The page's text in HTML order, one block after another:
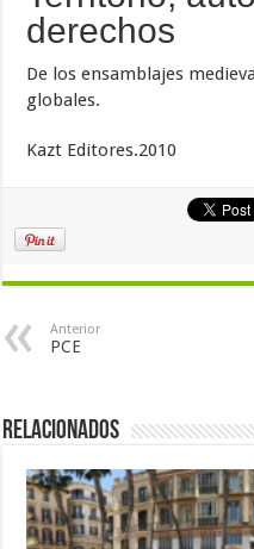
derechos
De los ensamblajes
globales.
Kazt Editores.2010
Anterior
PCE
Relacionados